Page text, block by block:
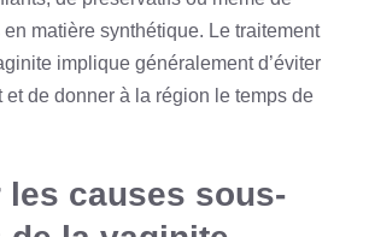
matière synthétique. Le traitement
implique généralement d’éviter
et de donner à la région le temps de
les causes sous-